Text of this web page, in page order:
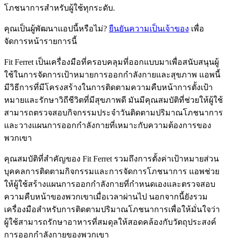
โภชนาการสำหรับผู้ใช้ทุกระดับ.
คุณเป็นผู้พัฒนาแอปนี้หรือไม่? ยืนยันความเป็นเจ้าของ เพื่อ
จัดการหน้ารายการนี้
Fit Ferret เป็นเครื่องมือที่ครอบคลุมที่ออกแบบมาเพื่อสนับสนุนผู้
ใช้ในการจัดการเป้าหมายการออกกำลังกายและสุขภาพ แอพนี้
มีวิธีการที่มีโครงสร้างในการติดตามความคืบหน้าการตั้งเป้า
หมายและรักษาวิถีชีวิตที่มีสุขภาพดี มันมีคุณสมบัติที่ช่วยให้ผู้ใช้
สามารถตรวจสอบกิจกรรมประจำวันติดตามปริมาณโภชนาการ
และวางแผนการออกกำลังกายที่เหมาะกับความต้องการของ
พวกเขา
คุณสมบัติที่สำคัญของ Fit Ferret รวมถึงการตั้งค่าเป้าหมายส่วน
บุคคลการติดตามกิจกรรมและการจัดการโภชนาการ แอพช่วย
ให้ผู้ใช้สร้างแผนการออกกำลังกายที่กำหนดเองและตรวจสอบ
ความคืบหน้าของพวกเขาเมื่อเวลาผ่านไป นอกจากนี้ยังรวม
เครื่องมือสำหรับการติดตามปริมาณโภชนาการเพื่อให้มั่นใจว่า
ผู้ใช้สามารถรักษาอาหารที่สมดุลให้สอดคล้องกับวัตถุประสงค์
การออกกำลังกายของพวกเขา